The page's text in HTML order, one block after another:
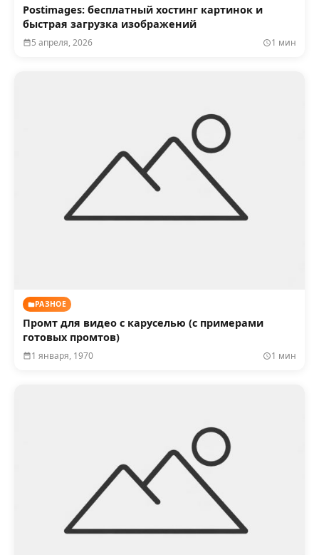
Postimages: бесплатный хостинг картинок и
быстрая загрузка изображений
5 апреля, 2026 1 мин
РАЗНОЕ
Промт для видео с каруселью (с примерами
готовых промтов)
1 января, 1970 1 мин